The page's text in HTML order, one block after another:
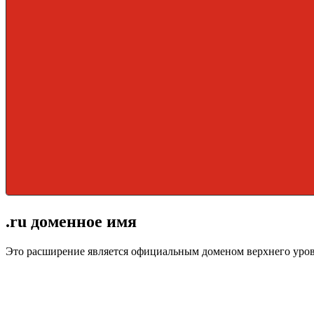
.ru доменное имя
Это расширение является официальным доменом верхнего